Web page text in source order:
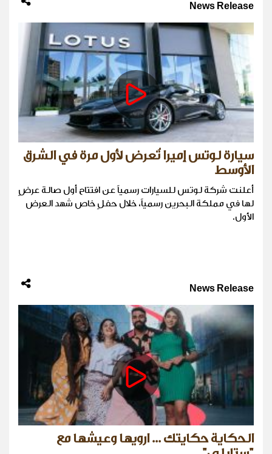
News Release
سيارة لوتس إميرا تُعرض لأول مرة في الشرق
الأوسط
أعلنت شركة لوتس للسيارات رسمياً عن افتتاح أول صالة عرضٍ
لها في مملكة البحرين رسمياً، خلال حفلٍ خاص شهد العرض
الأول.
News Release
الحكاية حكايتك ... ارويها وعيشها مع